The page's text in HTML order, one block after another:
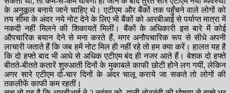
के अनुकूल बनाये जाने चाहिए थे। एटीएम और बैंकों तक पहुँचने वाले लोगों को
तय सीमा के अंदर नये नोट देने के लिए भी बैंकों को आरबीआई से पर्याप्त मात्रा में
नकदी नहीं मिलने की शिकायतें मिलीं। बैंकों के अधिकारी इस बारे में कोई
औपचारिक बयान देने से मना करते हैं, मगर अनौपचारिक रूप से सीधे अपनी
लाचारी जताते हैं कि जब हमें नोट मिल ही नहीं रहे तो हम क्या करें। हालत यह है
कि दो हफ्ते बाद भी आधे से अधिक एटीएम बंद ही नजर आते हैं। बेशक दो हफ्ते
बीतते-बीतते कतारें शुरुआती दिनों के मुकाबले काफी छोटी होने लग गयीं, लेकिन
अगर सारे एटीएम दो-चार दिनों के अंदर चालू कराये जा सकते तो लोगों की
तकलीफें काफी कम रहतीं।